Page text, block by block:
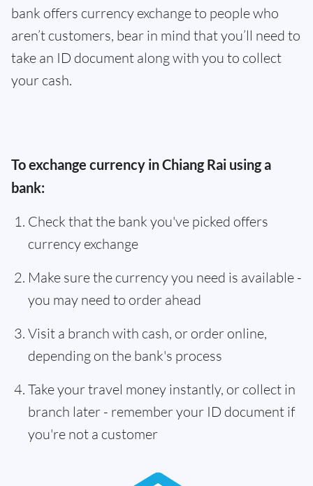
bank offers currency exchange to people who
aren’t customers, bear in mind that you’ll need to
take an ID document along with you to collect
your cash.
To exchange currency in Chiang Rai using a
bank:
Check that the bank you've picked offers
currency exchange
Make sure the currency you need is available -
you may need to order ahead
Visit a branch with cash, or order online,
depending on the bank's process
Take your travel money instantly, or collect in
branch later - remember your ID document if
you're not a customer